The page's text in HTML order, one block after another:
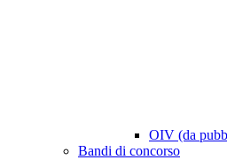
OIV (da
Bandi di concorso